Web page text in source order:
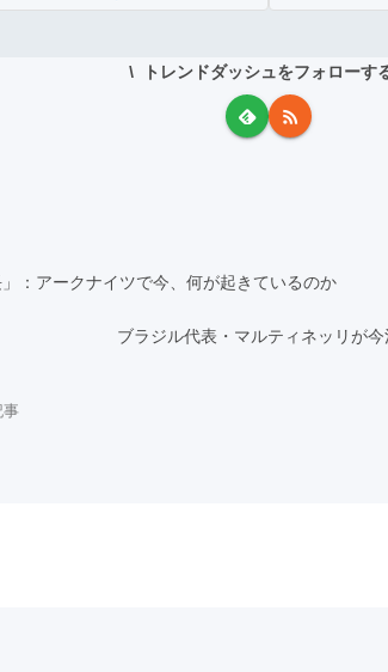
トレンドダッシュをフォローす
」：アークナイツで今、何が起きているのか
ブラジル代表・マルティネッリが
事